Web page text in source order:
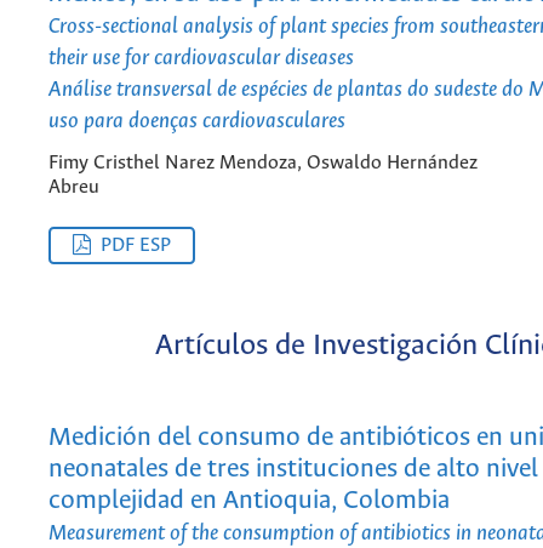
Cross-sectional analysis of plant species from
their use for cardiovascular diseases
Análise transversal de espécies de plantas do sudeste do
uso para doenças cardiovasculares
Fimy Cristhel Narez Mendoza, Oswaldo Hernández
Abreu
PDF ESP
Artículos de Investigación
Medición del consumo de antibióticos en
neonatales de tres instituciones de alto nivel
complejidad en Antioquia, Colombia
Measurement of the consumption of antibiotics in